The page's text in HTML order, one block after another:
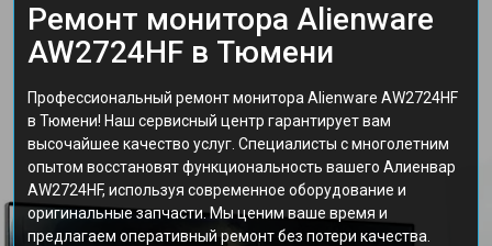
Ремонт монитора Alienware
AW2724HF в Тюмени
Профессиональный ремонт монитора Alienware AW2724HF
в Тюмени! Наш сервисный центр гарантирует вам
высочайшее качество услуг. Специалисты с многолетним
опытом восстановят функциональность вашего Алиенвар
AW2724HF, используя современное оборудование и
оригинальные запчасти. Мы ценим ваше время и
предлагаем оперативный ремонт без потери качества.